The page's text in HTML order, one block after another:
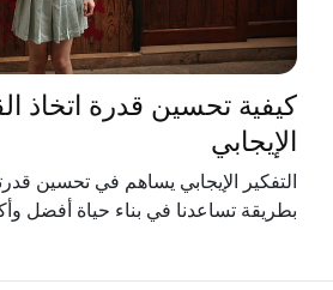
كيفية تحسين قدرة اتخاذ
الإيجابي
التفكير الإيجابي يساهم في تحسين
بطريقة تساعدنا في بناء حياة أفضل